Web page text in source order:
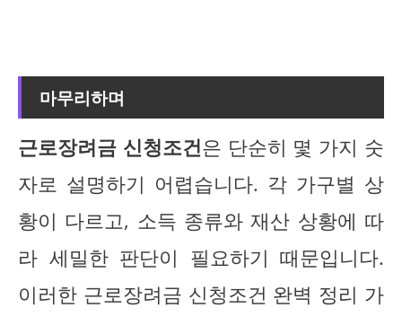
마무리하며
근로장려금 신청조건은 단순히 몇 가지 숫
자로 설명하기 어렵습니다. 각 가구별 상
황이 다르고, 소득 종류와 재산 상황에 따
라 세밀한 판단이 필요하기 때문입니다.
이러한 근로장려금 신청조건 완벽 정리 가